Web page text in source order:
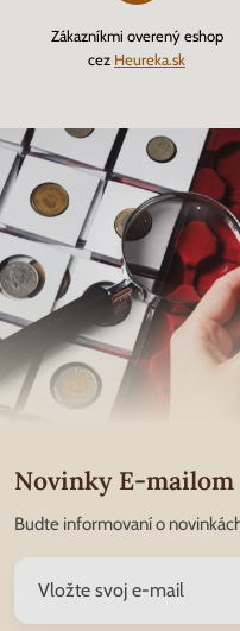
Zákazníkmi overený eshop
cez Heureka.sk
Novinky E-mailom
Budte informovaní o